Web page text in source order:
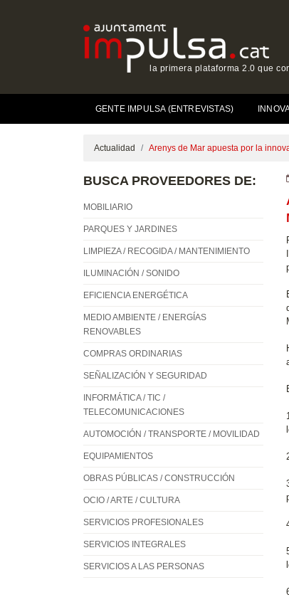
la primera plataforma 2.0 que
GENTE IMPULSA (ENTREVISTAS)
Actualidad Arenys de Mar apuesta por la
BUSCA PROVEEDORES DE:
MOBILIARIO
PARQUES Y JARDINES
LIMPIEZA / RECOGIDA / MANTENIMIENTO
ILUMINACIÓN / SONIDO
EFICIENCIA ENERGÉTICA
MEDIO AMBIENTE / ENERGÍAS
RENOVABLES
COMPRAS ORDINARIAS
SEÑALIZACIÓN Y SEGURIDAD
INFORMÁTICA / TIC /
TELECOMUNICACIONES
AUTOMOCIÓN / TRANSPORTE / MOVILIDAD
EQUIPAMIENTOS
OBRAS PÚBLICAS / CONSTRUCCIÓN
OCIO / ARTE / CULTURA
SERVICIOS PROFESIONALES
SERVICIOS INTEGRALES
SERVICIOS A LAS PERSONAS